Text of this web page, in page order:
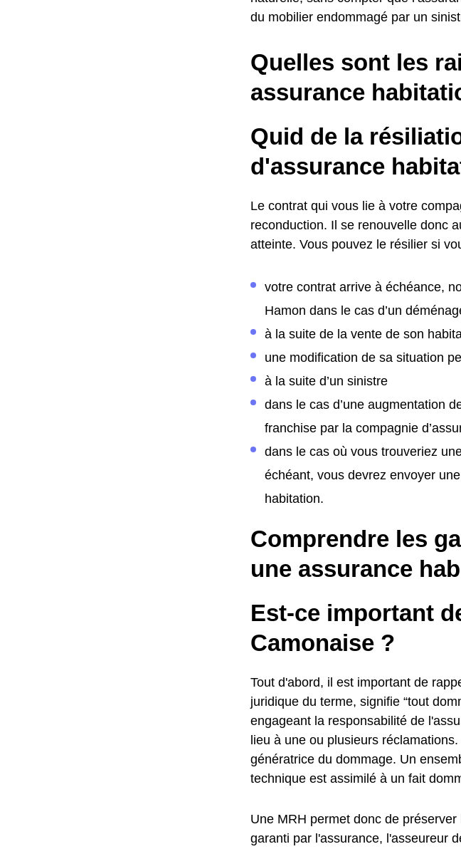
du mobilier endommagé par un
Quelles sont les
assurance
Quid de la
d'assurance
Le contrat qui vous lie à votre
reconduction. Il se renouvelle donc
atteinte. Vous pouvez le résilier si
votre contrat arrive à échéance,
Hamon dans le cas d’un
à la suite de la vente de son
une modification de sa situation
à la suite d’un sinistre
dans le cas d’une augmentation
franchise par la compagnie
dans le cas où vous trouveriez
échéant, vous devrez envoyer
habitation.
Comprendre les
une assurance
Est-ce important
Camonaise ?
Tout d'abord, il est important de
juridique du terme, signifie “tout
engageant la responsabilité de
lieu à une ou plusieurs
génératrice du dommage. Un
technique est assimilé à un fait
Une MRH permet donc de
garanti par l'assurance, l'asseureur